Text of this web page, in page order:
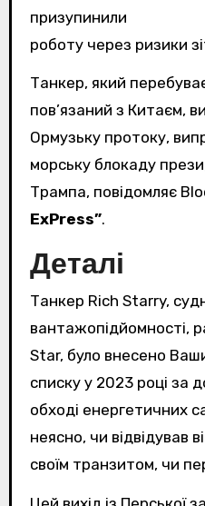
призупинили
роботу через ризики
Танкер, який перебуває під санкціями США і
пов’язаний з Китаєм,
Ормузьку протоку,
морську блокаду
Трампа, повідомляє
ExPress”.
Деталі
Танкер Rich Starry,
вантажопідйомності,
Star, було внесено
списку у 2023 році за
обході енергетичних
неясно, чи відвідував
своїм транзитом, чи